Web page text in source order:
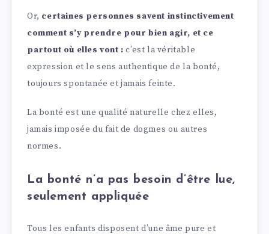
Or, certaines personnes savent instinctivement
comment s’y prendre pour bien agir, et ce
partout où elles vont : c’est la véritable
expression et le sens authentique de la bonté,
toujours spontanée et jamais feinte.
La bonté est une qualité naturelle chez elles,
jamais imposée du fait de dogmes ou autres
normes.
La bonté n’a pas besoin d’être lue,
seulement appliquée
Tous les enfants disposent d’une âme pure et